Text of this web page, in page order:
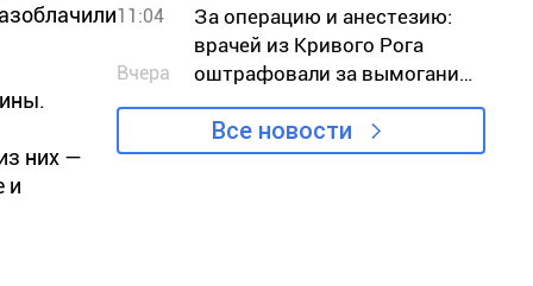
них —
и
11:04
Вчера
За операцию и анестезию:
врачей из Кривого Рога
оштрафовали за вымогание
денег у пациента
Все новости